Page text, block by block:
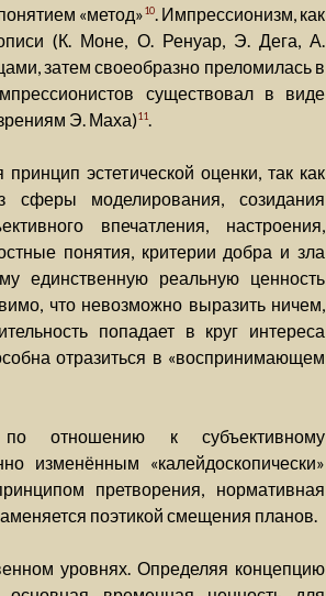
«метод»10. Импрессионизм, как
(К. Моне, О. Ренуар, Э. Дега, А.
затем своеобразно преломилась в
существовал в виде
Э. Маха)11.
эстетической оценки, так как
сферы моделирования, созидания
впечатления, настроения,
понятия, критерии добра и зла
единственную реальную ценность
что невозможно выразить ничем,
попадает в круг интереса
отразиться в «воспринимающем
отношению к субъективному
изменённым «калейдоскопически»
претворения, нормативная
поэтикой смещения планов.
уровнях. Определяя концепцию